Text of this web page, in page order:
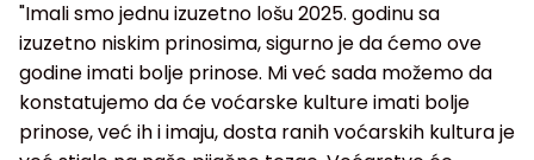
"Imali smo jednu izuzetno lošu 2025. godinu sa
izuzetno niskim prinosima, sigurno je da ćemo ove
godine imati bolje prinose. Mi već sada možemo da
konstatujemo da će voćarske kulture imati bolje
prinose, već ih i imaju, dosta ranih voćarskih kultura je